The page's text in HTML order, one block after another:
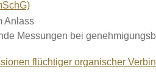
Anlass
Messungen bei
flüchtiger organischer